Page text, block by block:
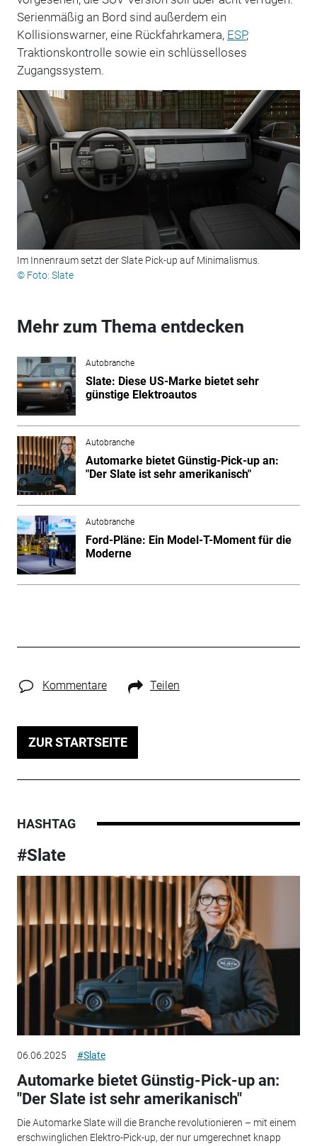
Serienmäßig an Bord sind außerdem ein
Kollisionswarner, eine Rückfahrkamera, ESP,
Traktionskontrolle sowie ein schlüsselloses
Zugangssystem.
Im Innenraum setzt der Slate Pick-up auf Minimalismus.
© Foto: Slate
Mehr zum Thema entdecken
Autobranche
Slate: Diese US-Marke bietet sehr
günstige Elektroautos
Autobranche
Automarke bietet Günstig-Pick-up an:
"Der Slate ist sehr amerikanisch"
Autobranche
Ford-Pläne: Ein Model-T-Moment für die
Moderne
Kommentare Teilen
ZUR STARTSEITE
HASHTAG
#Slate
06.06.2025 #Slate
Automarke bietet Günstig-Pick-up an:
"Der Slate ist sehr amerikanisch"
Die Automarke Slate will die Branche revolutionieren – mit einem
erschwinglichen Elektro-Pick-up, der nur umgerechnet knapp